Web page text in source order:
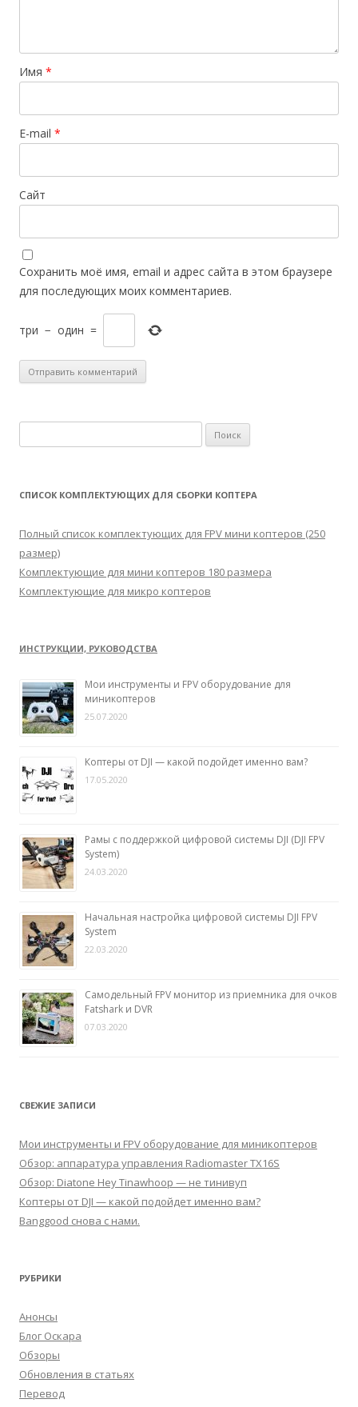
Имя *
E-mail *
Сайт
Сохранить моё имя, email и адрес сайта в этом браузере
для последующих моих комментариев.
три − один =
а
т
:
СПИСОК КОМПЛЕКТУЮЩИХ ДЛЯ СБОРКИ КОПТЕРА
Полный список комплектующих для FPV мини коптеров (250
размер)
Комплектующие для мини коптеров 180 размера
Комплектующие для микро коптеров
ИНСТРУКЦИИ, РУКОВОДСТВА
Мои инструменты и FPV оборудование для
миникоптеров
25.07.2020
Коптеры от DJI — какой подойдет именно вам?
17.05.2020
Рамы с поддержкой цифровой системы DJI (DJI FPV
System)
24.03.2020
Начальная настройка цифровой системы DJI FPV
System
22.03.2020
Самодельный FPV монитор из приемника для очков
Fatshark и DVR
07.03.2020
СВЕЖИЕ ЗАПИСИ
Мои инструменты и FPV оборудование для миникоптеров
Обзор: аппаратура управления Radiomaster TX16S
Обзор: Diatone Hey Tinawhoop — не тинивуп
Коптеры от DJI — какой подойдет именно вам?
Banggood снова с нами.
РУБРИКИ
Анонсы
Блог Оскара
Обзоры
Обновления в статьях
Перевод